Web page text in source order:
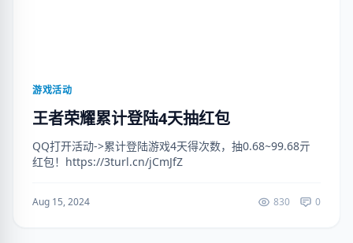
游戏活动
王者荣耀累计登陆4天抽红包
QQ打开活动->累计登陆游戏4天得次数，抽0.68~99.68亓
红包！https://3turl.cn/jCmJfZ
Aug 15, 2024 830 0